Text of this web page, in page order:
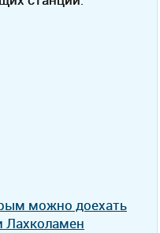
можно доехать
Лахколамен